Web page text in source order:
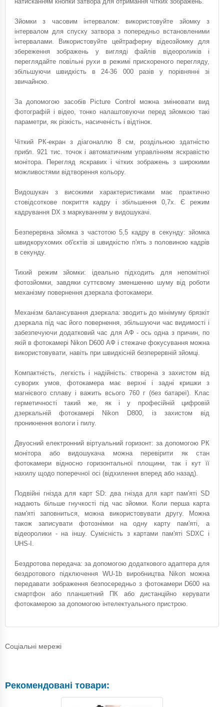
Зйомки з часовим інтервалом: використовуйте зйомку з
інтервалом для спуску затвора з попередньо встановленими
інтервалами. Використовуйте цейтраферну відеозйомку для
збереження зображень у вигляді файлів відеороликів і
переглядайте повільні рухи в режимі прискореного перегляду,
збільшуючи швидкість в 24-36 000 разів у порівнянні зі
звичайною.
За допомогою засобів Picture Control можна змінювати вид
фотографій і відео, тонко налаштовуючи перед зйомкою такі
параметри, як різкість, насиченість і відтінок.
Чіткий РК-екран з діагоналлю 8 см, роздільною здатністю
прибл. 921 тис. точок і автоматичним управлінням яскравістю
монітора. Перегляд яскравих і чітких зображень з широкими
можливостями відтворення кольору.
Видошукач з високими характеристиками має практично
стовідсоткове покриття кадру і збільшення 0,7x. Є режим
кадрування DX з маркуванням у видошукачі.
Безперервна зйомка з частотою 5,5 кадру в секунду: зйомка
швидкорухомих об'єктів зі швидкістю п'ять з половиною кадрів
в секунду.
Тихий режим зйомки: ідеально підходить для непомітної
фотозйомки, завдяки суттєвому зменшенню шуму від роботи
механізму повернення дзеркала фотокамери.
Механізм балансування дзеркала: зводить до мінімуму брязкіт
дзеркала під час його повернення, збільшуючи час видимості і
забезпечуючи додатковий час для АФ - ось одна з причин, по
якій в фотокамері Nikon D600 АФ і стежаче фокусування можна
використовувати, навіть при швидкісній безперервній зйомці.
Компактність, легкість і надійність: створена з захистом від
суворих умов, фотокамера має верхні і задні кришки з
магнієвого сплаву і важить всього 760 г (без батареї). Клас
герметичності такий же, як і у професійній цифровій
дзеркальній фотокамері Nikon D800, із захистом від
проникнення вологи і пилу.
Двуосний електронний віртуальний горизонт: за допомогою РК
монітора або видошукача можна перевірити як стан
фотокамери відносно горизонтальної площини, так і кут її
нахилу щодо поперечної осі (відхилення вперед або назад).
Подвійні гнізда для карт SD: два гнізда для карт пам'яті SD
надають більше гнучкості під час зйомки. Коли перша карта
пам'яті заповниться, можна використовувати другу. Можна
також записувати фотознімки на одну карту пам'яті, а
відеоролики - на іншу. Сумісність з картами пам'яті SDXC і
UHS-I.
Бездротова передача: за допомогою додаткового адаптера для
бездротового підключення WU-1b виробництва Nikon можна
передавати зображення безпосередньо з фотокамери D600 на
смартфон або планшетний ПК або дистанційно керувати
фотокамерою за допомогою інтелектуального пристрою.
Соціальні мережі
Рекомендовані товари: